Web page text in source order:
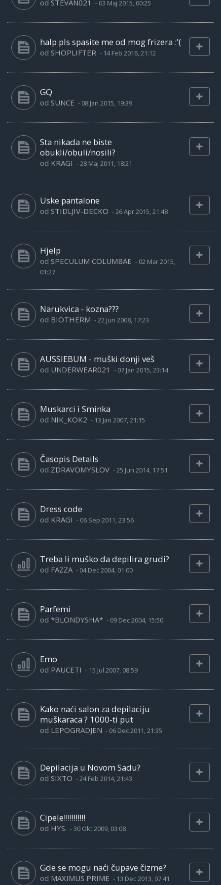
od STEVAN021 - 03 Maj 2015, 00:25
halp pls spasite me od mog frizera :'(
od SHOPLIFTER - 14 Feb 2016, 21:12
GQ
od SUNCE - 08 Jan 2015, 19:39
Sta nikada ne biste
obukli/obuli/nosili?
od KRAGI -28 Maj 2011, 18:21
Uske pantalone
od STIDLJIV-DECKO -26 Apr 2015, 21:48
Hjelp
od SPECULUM COLUMBAE - 02 Mar 2015,
01:27
Narukvica - kozna???
od BIOTHERM -22 Jun 2008, 17:23
AUSSIEBUM - muški donji veš
od UNDERWEAR021 - 07 Jan 2015, 23:14
Muskarci i Sminka
od NIK_KOK2 - 13 Jan 2007, 21:15
Časopis Details
od ZDRAVOMYSLOV -25 Jun 2014, 17:51
Dress code
od KRAGI - 06 Sep 2011, 23:56
Treba li muško da depilira grudi?
od FAZZA - 04 Dec 2004, 01:00
Parfemi
od *BLONDYSHA* - 09 Dec 2004, 15:50
Emo
od PAUCETI - 15 Jul 2007, 08:59
Kako naći salon za depilaciju
muškaraca ? 1000-ti put
od LEPOGRADJEN - 06 Dec 2011, 21:35
Depilacija u Novom Sadu?
od SIXTO -24 Feb 2014, 21:43
Cipele!!!!!!!!!!!
od HYS. -30 Okt 2009, 03:08
Gde se mogu naći čupave čizme?
od MAXIMUS PRIME - 13 Dec 2013, 07:41